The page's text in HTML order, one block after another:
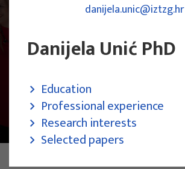
Research Team
danijela.unic@iztzg.hr
Danijela Unić PhD
Education
Professional experience
Research interests
Selected papers